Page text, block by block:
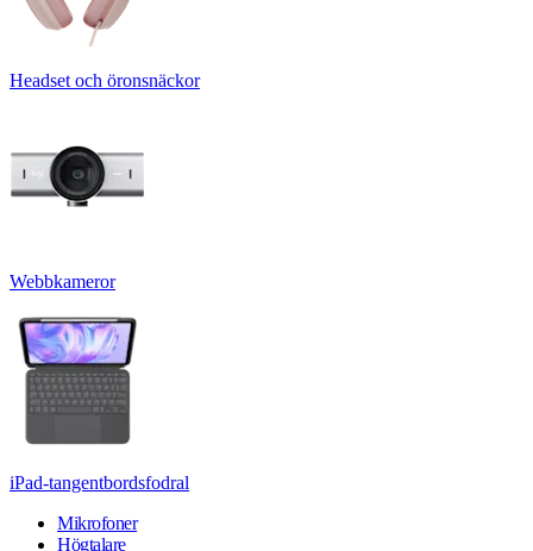
Headset och öronsnäckor
Webbkameror
iPad-tangentbordsfodral
Mikrofoner
Högtalare